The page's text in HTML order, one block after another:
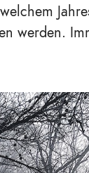
werden.